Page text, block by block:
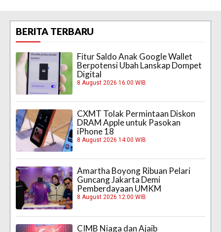
BERITA TERBARU
Fitur Saldo Anak Google Wallet
Berpotensi Ubah Lanskap Dompet
Digital
8 August 2026 16:00 WIB
CXMT Tolak Permintaan Diskon
DRAM Apple untuk Pasokan
iPhone 18
8 August 2026 14:00 WIB
Amartha Boyong Ribuan Pelari
Guncang Jakarta Demi
Pemberdayaan UMKM
8 August 2026 12:00 WIB
CIMB Niaga dan Ajaib